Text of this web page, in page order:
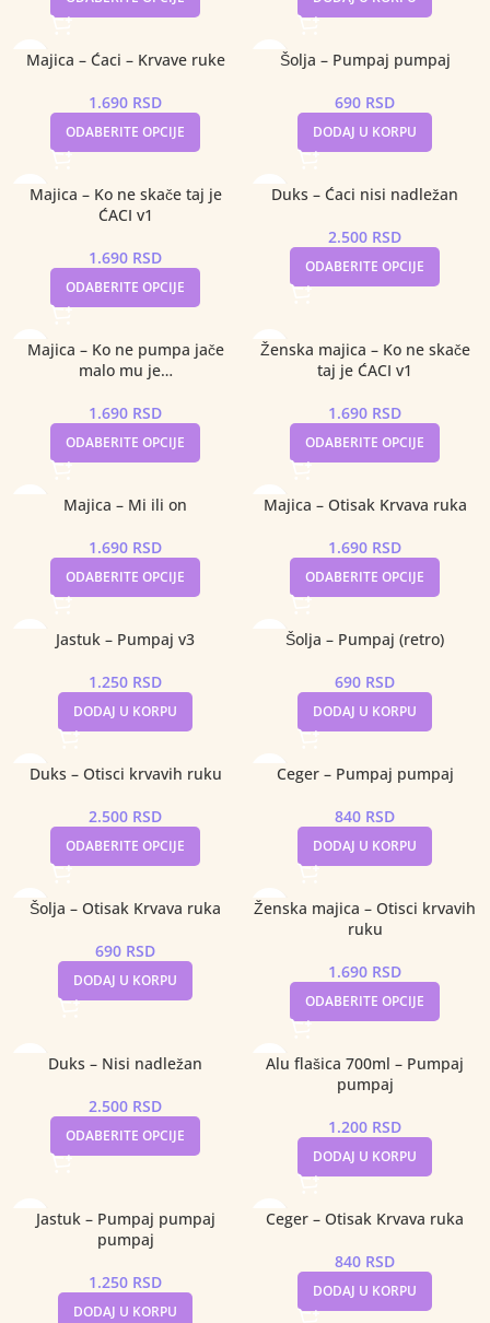
Majica – Ćaci – Krvave ruke
1.690 RSD
ODABERITE OPCIJE
Šolja – Pumpaj pumpaj
690 RSD
DODAJ U KORPU
Majica – Ko ne skače taj je
ĆACI v1
1.690 RSD
ODABERITE OPCIJE
Duks – Ćaci nisi nadležan
2.500 RSD
ODABERITE OPCIJE
Majica – Ko ne pumpa jače
malo mu je…
1.690 RSD
ODABERITE OPCIJE
Ženska majica – Ko ne skače
taj je ĆACI v1
1.690 RSD
ODABERITE OPCIJE
Majica – Mi ili on
1.690 RSD
ODABERITE OPCIJE
Majica – Otisak Krvava ruka
1.690 RSD
ODABERITE OPCIJE
Jastuk – Pumpaj v3
1.250 RSD
DODAJ U KORPU
Šolja – Pumpaj (retro)
690 RSD
DODAJ U KORPU
Duks – Otisci krvavih ruku
2.500 RSD
ODABERITE OPCIJE
Ceger – Pumpaj pumpaj
840 RSD
DODAJ U KORPU
Šolja – Otisak Krvava ruka
690 RSD
DODAJ U KORPU
Ženska majica – Otisci krvavih
ruku
1.690 RSD
ODABERITE OPCIJE
Duks – Nisi nadležan
2.500 RSD
ODABERITE OPCIJE
Alu flašica 700ml – Pumpaj
pumpaj
1.200 RSD
DODAJ U KORPU
Jastuk – Pumpaj pumpaj
pumpaj
1.250 RSD
DODAJ U KORPU
Ceger – Otisak Krvava ruka
840 RSD
DODAJ U KORPU